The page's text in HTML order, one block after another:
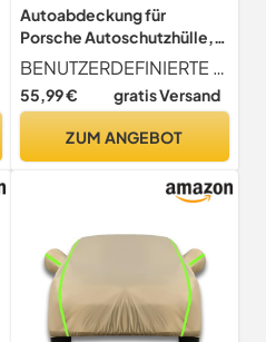
Autoabdeckung für
Porsche Autoschutzhülle,
Autoschutzhülle Indoor,
Wasserdicht Autogarage
Vollgarage Car Cover, für
UV-beständig Abdeckung
BENUTZERDEFINIERTE AUTOABDECKUNG Bitte überprüfen Sie die Fahrzeuglänge, bevor Sie die Autoabdeckung auswählen. Wählen Sie das passende Modell für Ihr Auto. Wenn Sie nicht wissen, welches Sie wählen sollen, können Sie uns Ihr Modell mitteilen und wir wählen die richtige Größe für Sie aus.
55,99 € gratis Versand
ZUM ANGEBOT